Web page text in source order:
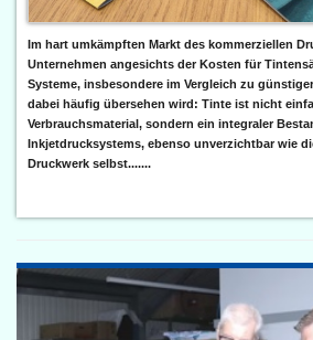
Im hart umkämpften Markt des kommerziellen
Unternehmen angesichts der Kosten für
Systeme, insbesondere im Vergleich zu
dabei häufig übersehen wird: Tinte ist nicht
Verbrauchsmaterial, sondern ein integraler
Inkjetdrucksystems, ebenso unverzichtbar wie
Druckwerk selbst.......